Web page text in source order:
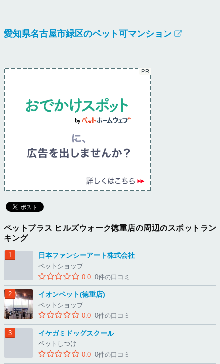
愛知県名古屋市緑区のペット可マンション
ペットプラス ヒルズウォーク徳重店の周辺のスポットラン
キング
日本ファンシーアート株式会社
ペットショップ
0.0 0件の口コミ
イオンペット(徳重店)
ペットショップ
0.0 0件の口コミ
イケガミドッグスクール
ペットしつけ
0.0 0件の口コミ